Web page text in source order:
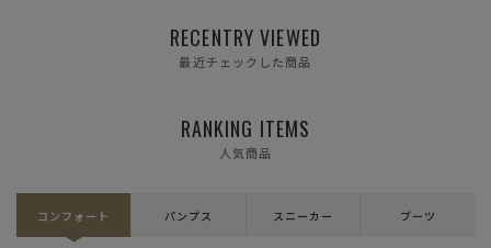
—
RECENTRY VIEWED
最近チェックした商品
RANKING ITEMS
人気商品
コンフォート パンプス スニーカー ブーツ